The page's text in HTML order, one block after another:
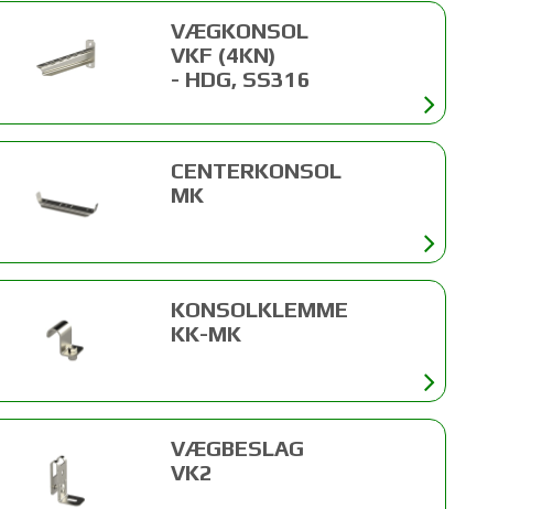
VÆGKONSOL
VKF (4KN)
- HDG, SS316
CENTERKONSOL
MK
KONSOLKLEMME
KK-MK
VÆGBESLAG
VK2